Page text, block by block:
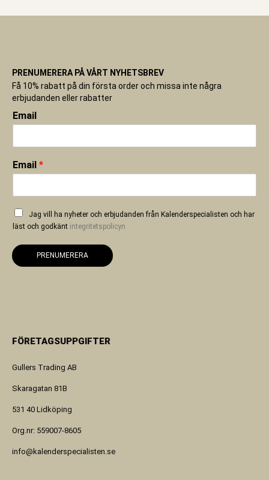
PRENUMERERA PÅ VÅRT NYHETSBREV
Få 10% rabatt på din första order och missa inte några
erbjudanden eller rabatter
Email
Email *
Jag vill ha nyheter och erbjudanden från Kalenderspecialisten och har
läst och godkänt integritetspolicyn
PRENUMERERA
FÖRETAGSUPPGIFTER
Gullers Trading AB
Skaragatan 81B
531 40 Lidköping
Org.nr: 559007-8605
info@kalenderspecialisten.se